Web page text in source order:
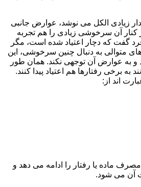
زیادی الکل می نوشد، عوارض جانبی
کنار آن سرخوشی زیادی را هم تجربه
گفت که دچار اعتیاد شده است، مگر
متوالی به دنبال چنین سرخوشی، این
به عوارض آن توجهی نکند. همان طور
به برخی رفتارها هم اعتیاد پیدا کنند.
اند از:
ماده یا رفتار را ادامه می دهد و
آن می شود.